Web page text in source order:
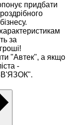
придбати
за
"Автек", а якщо
-